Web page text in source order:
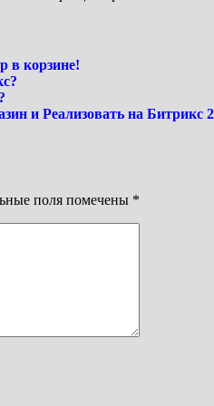
в корзине!
и Реализовать на
поля помечены *